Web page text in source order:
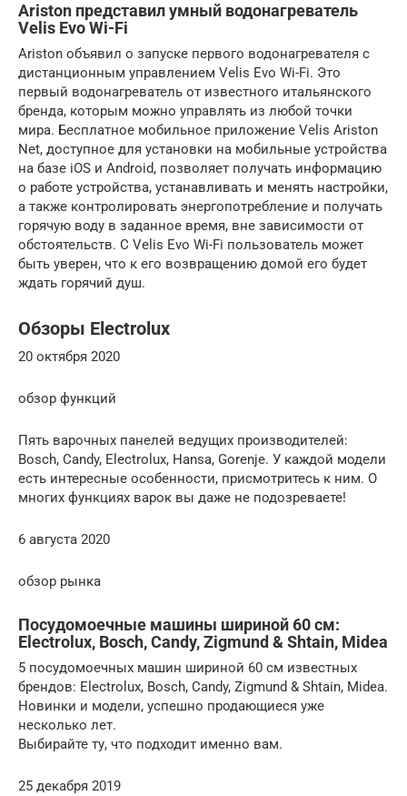
Ariston представил умный водонагреватель
Velis Evo Wi-Fi
Ariston объявил о запуске первого водонагревателя с
дистанционным управлением Velis Evo Wi-Fi. Это
первый водонагреватель от известного итальянского
бренда, которым можно управлять из любой точки
мира. Бесплатное мобильное приложение Velis Ariston
Net, доступное для установки на мобильные устройства
на базе iOS и Android, позволяет получать информацию
о работе устройства, устанавливать и менять настройки,
а также контролировать энергопотребление и получать
горячую воду в заданное время, вне зависимости от
обстоятельств. С Velis Evo Wi-Fi пользователь может
быть уверен, что к его возвращению домой его будет
ждать горячий душ.
Обзоры Electrolux
20 октября 2020
обзор функций
Пять варочных панелей ведущих производителей:
Bosch, Candy, Electrolux, Hansa, Gorenje. У каждой модели
есть интересные особенности, присмотритесь к ним. О
многих функциях варок вы даже не подозреваете!
6 августа 2020
обзор рынка
Посудомоечные машины шириной 60 см:
Electrolux, Bosch, Candy, Zigmund & Shtain, Midea
5 посудомоечных машин шириной 60 см известных
брендов: Electrolux, Bosch, Candy, Zigmund & Shtain, Midea.
Новинки и модели, успешно продающиеся уже
несколько лет.
Выбирайте ту, что подходит именно вам.
25 декабря 2019